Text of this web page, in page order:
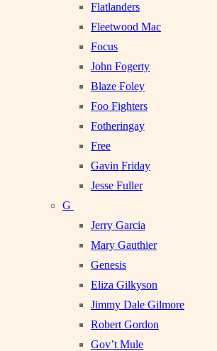
Flatlanders
Fleetwood Mac
Focus
John Fogerty
Blaze Foley
Foo Fighters
Fotheringay
Free
Gavin Friday
Jesse Fuller
G
Jerry Garcia
Mary Gauthier
Genesis
Eliza Gilkyson
Jimmy Dale Gilmore
Robert Gordon
Gov’t Mule